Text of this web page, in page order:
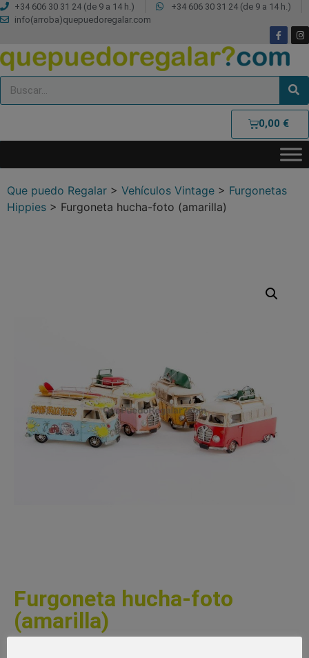
+34 606 30 31 24 (de 9 a 14 h.)
+34 606 30 31 24 (de 9 a 14 h.)
info(arroba)quepuedoregalar.com
0,00 €
Que puedo Regalar > Vehículos Vintage > Furgonetas
Hippies > Furgoneta hucha-foto (amarilla)
Furgoneta hucha-foto
(amarilla)